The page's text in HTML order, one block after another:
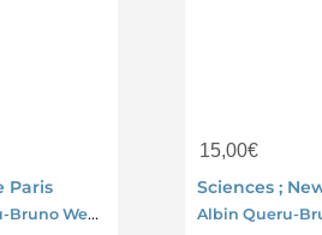
Paris
Albin Queru-Bruno Wennagel-Mathieu Ferret
15,00€